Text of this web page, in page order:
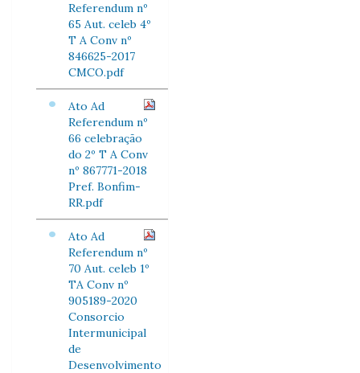
Referendum nº
65 Aut. celeb 4º
T A Conv nº
846625-2017
CMCO.pdf
Ato Ad
Referendum nº
66 celebração
do 2º T A Conv
nº 867771-2018
Pref. Bonfim-
RR.pdf
Ato Ad
Referendum nº
70 Aut. celeb 1º
TA Conv nº
905189-2020
Consorcio
Intermunicipal
de
Desenvolvimento